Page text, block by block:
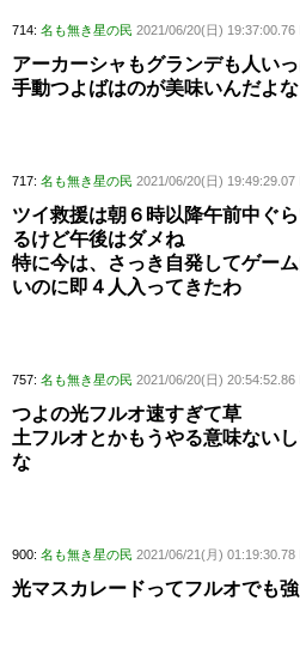
714: 名も無き星の民 2021/06/20(日)
アーカーシャもグランデも人い
手動つよばはのが美味いんだよな
717: 名も無き星の民 2021/06/20(日) 19:49:29.07
ツイ救援は朝６時以降午前中ぐ
るけど午後はダメね
特に今は、さっき自発してゲー
いのに即４人入ってきたわ
757: 名も無き星の民 2021/06/20(日)
つよの光フルオ速すぎて草
土フルオとかもうやる意味ない
な
900: 名も無き星の民 2021/06/21(月) 01:19:30.78
光マスカレードってフルオでも